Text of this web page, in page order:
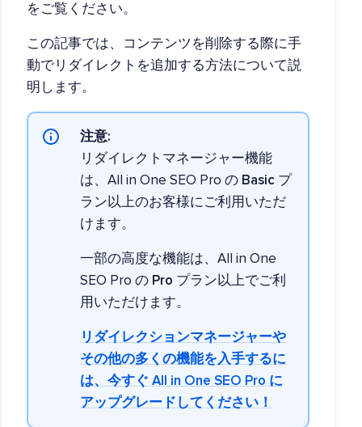
をご覧ください。
この記事では、コンテンツを削除する際に手
動でリダイレクトを追加する方法について説
明します。
注意:
リダイレクトマネージャー機能
は、All in One SEO Pro の Basic プ
ラン以上のお客様にご利用いただ
けます。
一部の高度な機能は、All in One
SEO Pro の Pro プラン以上でご利
用いただけます。
リダイレクションマネージャーや
その他の多くの機能を入手するに
は、今すぐ All in One SEO Pro に
アップグレードしてください！